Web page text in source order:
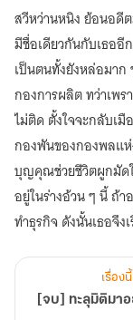
จะ
ร่ำ
จาก
กา
เปิ
ต
ธุร
ค
งาม
ให้
ได้!
9
สวีหว่านหนิง ย้อนอดี
มีชื่อเดียวกันกับเธอ
เป็นตนทั้งยังหล่อมาก
กองการผลิต ทว่าเพร
ไม่ติด ตั้งใจจะกลับเ
กองพันของกองพลแห่
บุญคุณช่วยชีวิตผูกมัดใ
อยู่ในร่างอ้วน ๆ นี้ ถ้
ทำธุรกิจ ดังนั้นเธอจึ
เรื่อง